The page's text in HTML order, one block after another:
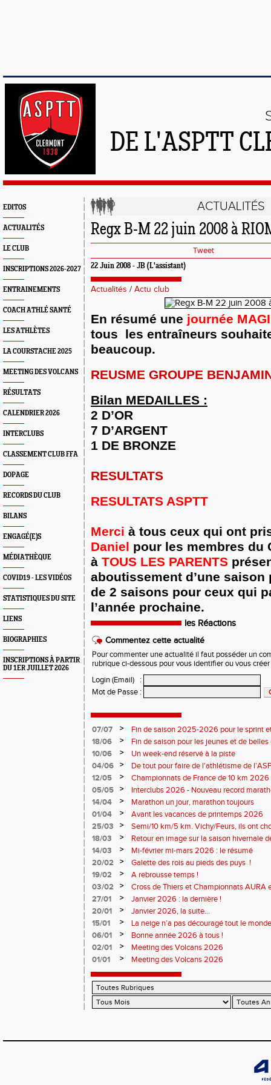
DE L'ASPTT
EDITOS
ACTUALITÉS
LE CLUB
INSCRIPTIONS 2026-2027
ENTRAINEMENTS
COACH ATHLÉ SANTÉ
LES ATHLÈTES
LA COURSTACHE 2025
MEETING DES VOLCANS
RÉSULTATS
CALENDRIER 2026
INTERCLUBS
CLASSEMENT CLUB FFA
DOPAGE
RECORDS DU CLUB
BILANS
ENGAGÉ(E)S
MÉDIATHÈQUE
COVID19 - LES VIDÉOS
STATISTIQUES DU SITE
LIENS
BIOGRAPHIES
INSCRIPTIONS À PARTIR
DU 1ER JUILLET 2026
ACTUALITÉS
Regx B-M 22 juin 2008 à
Tweet
22 Juin 2008 - JB (L'assistant)
Actualités / Actu club
En résumé une journée
tous les entraîneurs
beaucoup.
REUSME GROUPE
Bilan MEDAILLES :
2 D’OR
7 D’ARGENT
1 DE BRONZE
RESULTATS
RESULTATS ASPTT
Merci à tous ceux qui ont
Daniel pour les membres du
à TOUS LES PARENTS
aboutissement d’une
de 2 saisons pour ceux qui
l’année prochaine.
les Réactions
Commentez cette actualité
Pour commenter une actualité il faut posséder un
rubrique ci-dessous pour vous identifier ou vous
Login (Email)
:
Mot de Passe :
07/07 >
Fin de saison 2025-2026 pour le sprint
18/06
>
Fin de saison pour les jeunes et de
10/06
>
Un week-end réservé à la piste
04/06
>
De tout pour faire de l'athlétisme de
monde souriant
12/05 >
Championnats de France de 10 km
Soirées piste
05/05 >
Interclubs 2026 - Nouveau record
résultats
14/04 >
Marathon un jour, marathon toujours
01/04
>
Avant les vacances de printemps 2026
25/03
>
Semi/10 km/5 km. Vichy/Feurs, ils ont
18/03
>
Retour en image sur la saison hivernale
14/03
>
Mi-février mi-mars 2026 : le résumé
20/02
>
Galette des rois au pieds des puys !
19/02
>
A rebrousse temps !
03/02
>
Cross de Thiers et Championnats AURA
27/01
>
Janvier 2026 : la dernière !
20/01
>
Janvier 2026, la suite...
15/01
>
La neige n’a pas découragé tout le
06/01
>
Bonne année 2026 à tous !
02/01
>
Meeting des Volcans 2026
01/01
> Meeting des Volcans 2026